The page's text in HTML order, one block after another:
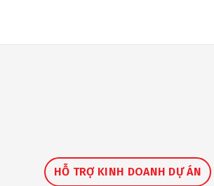
HỖ TRỢ KINH DOANH DỰ ÁN